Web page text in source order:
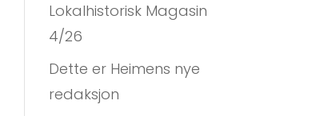
Lokalhistorisk Magasin
4/26
Dette er Heimens nye
redaksjon